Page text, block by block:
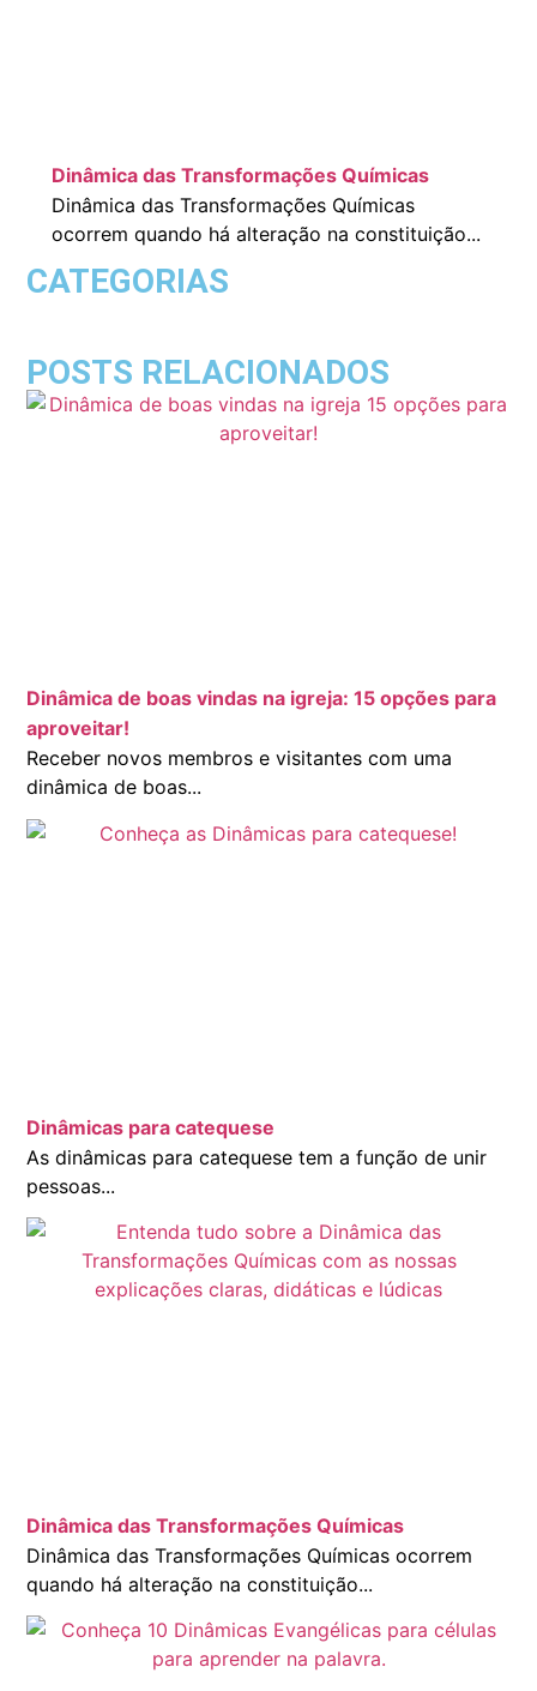
Dinâmica das Transformações Químicas
Dinâmica das Transformações Químicas
ocorrem quando há alteração na constituição...
CATEGORIAS
POSTS RELACIONADOS
Dinâmica de boas vindas na igreja: 15 opções para
aproveitar!
Receber novos membros e visitantes com uma
dinâmica de boas...
Dinâmicas para catequese
As dinâmicas para catequese tem a função de unir
pessoas...
Dinâmica das Transformações Químicas
Dinâmica das Transformações Químicas ocorrem
quando há alteração na constituição...